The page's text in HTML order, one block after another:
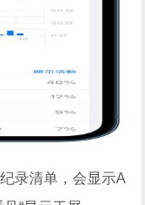
录清单，会显示A